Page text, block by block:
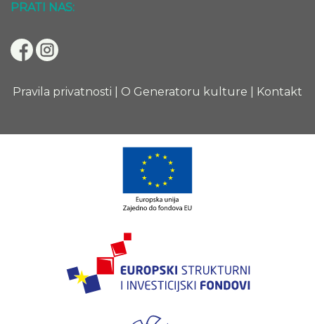
PRATI NAS:
Pravila privatnosti O Generatoru kulture Kontakt